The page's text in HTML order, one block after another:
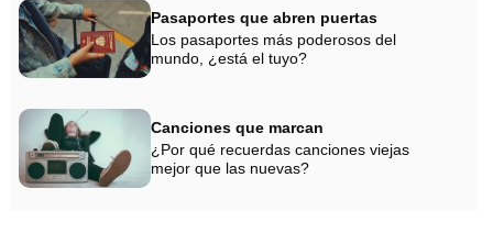
Pasaportes que abren puertas
Los pasaportes más poderosos del
mundo, ¿está el tuyo?
Canciones que marcan
¿Por qué recuerdas canciones viejas
mejor que las nuevas?